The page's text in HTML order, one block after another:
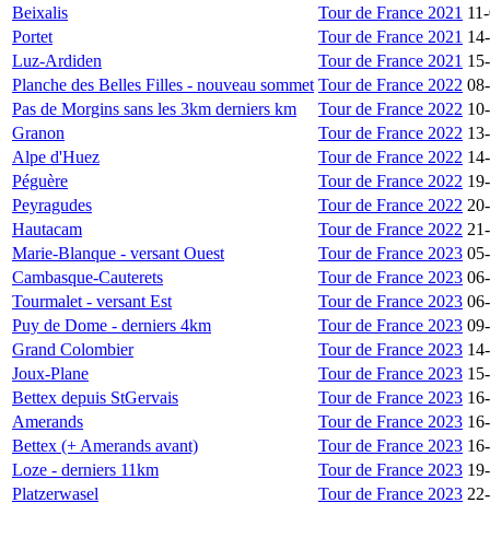
Beixalis
Tour de France 2021
Portet
Tour de France 2021
Luz-Ardiden
Tour de France 2021
Planche des Belles Filles - nouveau sommet Tour de France 2022
Pas de Morgins sans les 3km derniers km
Tour de France 2022
Granon
Tour de France 2022
Alpe d'Huez
Tour de France 2022
Péguère
Tour de France 2022
Peyragudes
Tour de France 2022
Hautacam
Tour de France 2022
Marie-Blanque - versant Ouest
Tour de France 2023
Cambasque-Cauterets
Tour de France 2023
Tourmalet - versant Est
Tour de France 2023
Puy de Dome - derniers 4km
Tour de France 2023
Grand Colombier
Tour de France 2023
Joux-Plane
Tour de France 2023
Bettex depuis StGervais
Tour de France 2023
Amerands
Tour de France 2023
Bettex (+ Amerands avant)
Tour de France 2023
Loze - derniers 11km
Tour de France 2023
Platzerwasel
Tour de France 2023